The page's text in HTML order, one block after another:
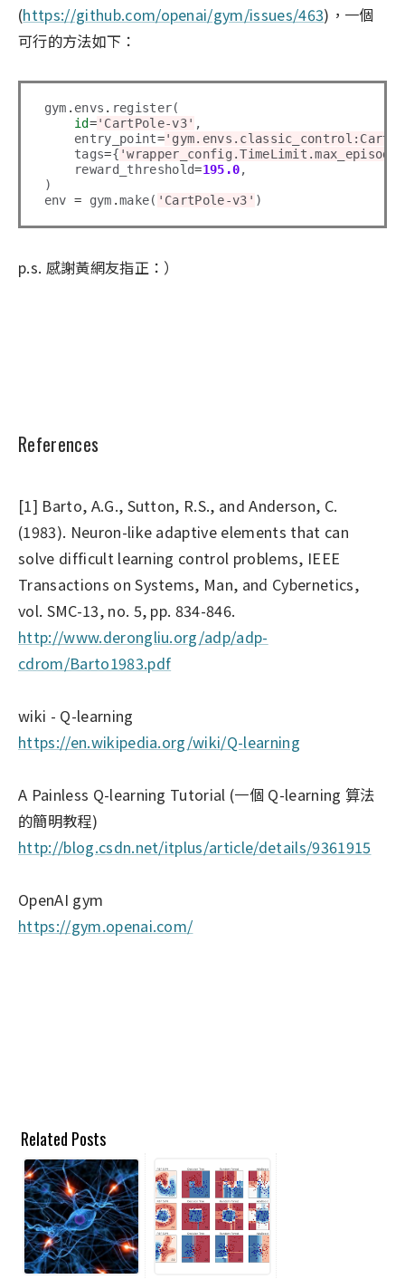
(https://github.com/openai/gym/issues/463)，一個
可行的方法如下：
gym . envs . register(
id='CartPole-v3' ,
    entry_point
=
    tags
={
    reward_threshold
=195.0,
)
env = gym .make( 'CartPole-v3'
p.s. 感謝黃網友指正：）
References
[1] Barto, A.G., Sutton, R.S., and Anderson, C.
(1983). Neuron-like adaptive elements that can
solve difficult learning control problems, IEEE
Transactions on Systems, Man, and Cybernetics,
vol. SMC-13, no. 5, pp. 834-846.
http://www.derongliu.org/adp/adp-
cdrom/Barto1983.pdf
wiki - Q-learning
https://en.wikipedia.org/wiki/Q-learning
A Painless Q-learning Tutorial (一個 Q-learning 算法
的簡明教程)
http://blog.csdn.net/itplus/article/details/9361915
OpenAI gym
https://gym.openai.com/
Related Posts